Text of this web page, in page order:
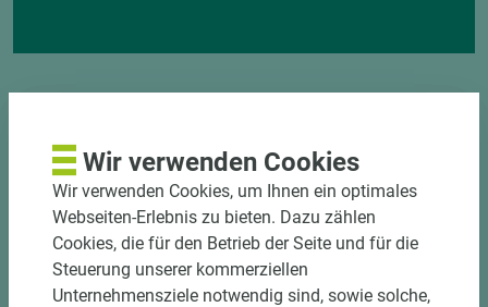
DOWNLOADS
Wir verwenden Cookies
Wir verwenden Cookies, um Ihnen ein optimales
Webseiten-Erlebnis zu bieten. Dazu zählen
Cookies, die für den Betrieb der Seite und für die
Steuerung unserer kommerziellen
Unternehmensziele notwendig sind, sowie solche,